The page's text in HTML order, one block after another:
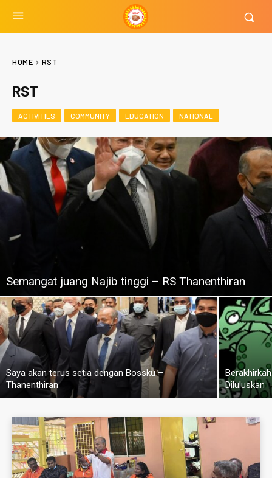
HOME RST
RST
ACTIVITIES COMMUNITY EDUCATION NATIONAL
Semangat juang Najib tinggi – RS Thanenthiran
Saya akan terus setia dengan Bossku –
Thanenthiran
Diluluskan